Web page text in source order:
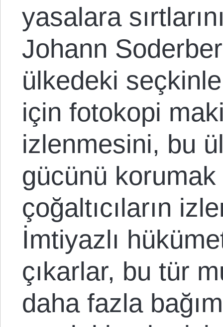
yasalara
Johann
ülkedeki
için fotokopi
izlenmesini, bu
gücünü
çoğaltıcıların
İmtiyazlı
çıkarlar, bu tür
daha fazla